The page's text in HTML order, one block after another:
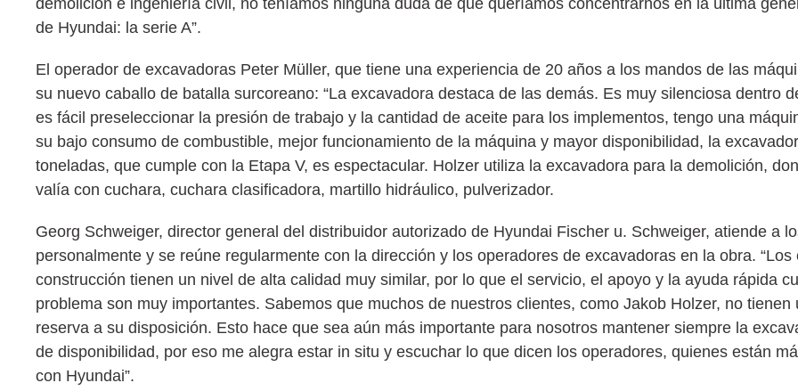
de Hyundai: la serie A”.
El operador de excavadoras Peter Müller, que tiene una experiencia de 20 años a los mandos de las
su nuevo caballo de batalla surcoreano: “La excavadora destaca de las demás. Es muy silenciosa dentro
es fácil preseleccionar la presión de trabajo y la cantidad de aceite para los implementos, tengo una
su bajo consumo de combustible, mejor funcionamiento de la máquina y mayor disponibilidad, la
toneladas, que cumple con la Etapa V, es espectacular. Holzer utiliza la excavadora para la demolición,
valía con cuchara, cuchara clasificadora, martillo hidráulico, pulverizador.
Georg Schweiger, director general del distribuidor autorizado de Hyundai Fischer u. Schweiger, atiende a
personalmente y se reúne regularmente con la dirección y los operadores de excavadoras en la obra. “Los
construcción tienen un nivel de alta calidad muy similar, por lo que el servicio, el apoyo y la ayuda rápida
problema son muy importantes. Sabemos que muchos de nuestros clientes, como Jakob Holzer, no tienen
reserva a su disposición. Esto hace que sea aún más importante para nosotros mantener siempre la
de disponibilidad, por eso me alegra estar in situ y escuchar lo que dicen los operadores, quienes están
con Hyundai”.